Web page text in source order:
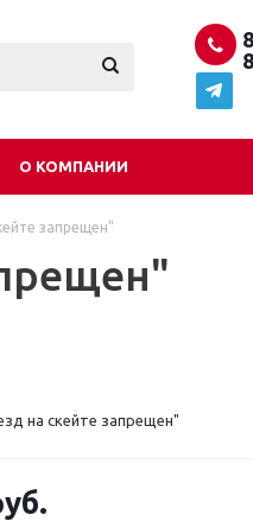
О КОМПАНИИ
запрещен"
на скейте запрещен"